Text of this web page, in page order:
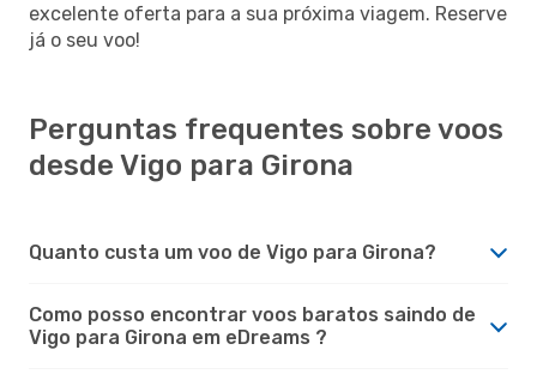
excelente oferta para a sua próxima viagem. Reserve
já o seu voo!
Perguntas frequentes sobre voos
desde Vigo para Girona
Quanto custa um voo de Vigo para Girona?
Como posso encontrar voos baratos saindo de
Vigo para Girona em eDreams ?